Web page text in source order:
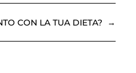
CON LA TUA DIETA? →